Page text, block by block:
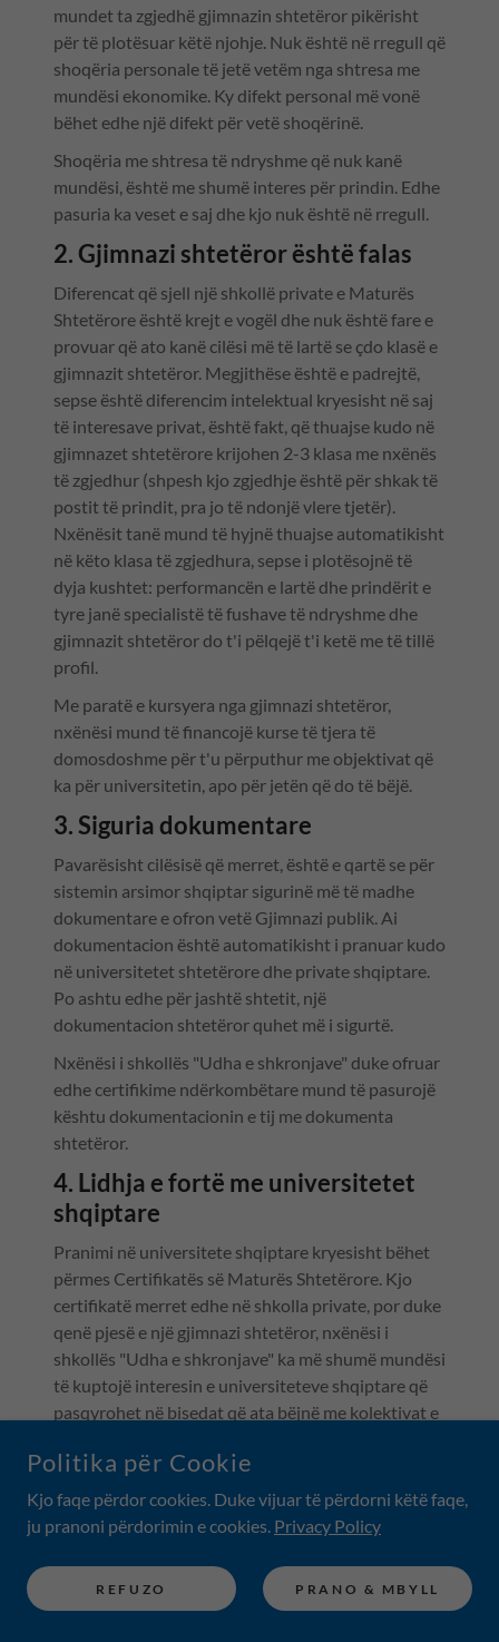
mundet ta zgjedhë gjimnazin shtetëror pikërisht
për të plotësuar këtë njohje. Nuk është në rregull që
shoqëria personale të jetë vetëm nga shtresa me
mundësi ekonomike. Ky difekt personal më vonë
bëhet edhe një difekt për vetë shoqërinë.
Shoqëria me shtresa të ndryshme që nuk kanë
mundësi, është me shumë interes për prindin. Edhe
pasuria ka veset e saj dhe kjo nuk është në rregull.
2. Gjimnazi shtetëror është falas
Diferencat që sjell një shkollë private e Maturës
Shtetërore është krejt e vogël dhe nuk është fare e
provuar që ato kanë cilësi më të lartë se çdo klasë e
gjimnazit shtetëror. Megjithëse është e padrejtë,
sepse është diferencim intelektual kryesisht në saj
të interesave privat, është fakt, që thuajse kudo në
gjimnazet shtetërore krijohen 2-3 klasa me nxënës
të zgjedhur (shpesh kjo zgjedhje është për shkak të
postit të prindit, pra jo të ndonjë vlere tjetër).
Nxënësit tanë mund të hyjnë thuajse automatikisht
në këto klasa të zgjedhura, sepse i plotësojnë të
dyja kushtet: performancën e lartë dhe prindërit e
tyre janë specialistë të fushave të ndryshme dhe
gjimnazit shtetëror do t'i pëlqejë t'i ketë me të tillë
profil.
Me paratë e kursyera nga gjimnazi shtetëror,
nxënësi mund të financojë kurse të tjera të
domosdoshme për t'u përputhur me objektivat që
ka për universitetin, apo për jetën që do të bëjë.
3. Siguria dokumentare
Pavarësisht cilësisë që merret, është e qartë se për
sistemin arsimor shqiptar sigurinë më të madhe
dokumentare e ofron vetë Gjimnazi publik. Ai
dokumentacion është automatikisht i pranuar kudo
në universitetet shtetërore dhe private shqiptare.
Po ashtu edhe për jashtë shtetit, një
dokumentacion shtetëror quhet më i sigurtë.
Nxënësi i shkollës "Udha e shkronjave" duke ofruar
edhe certifikime ndërkombëtare mund të pasurojë
kështu dokumentacionin e tij me dokumenta
shtetëror.
4. Lidhja e fortë me universitetet
shqiptare
Pranimi në universitete shqiptare kryesisht bëhet
përmes Certifikatës së Maturës Shtetërore. Kjo
certifikatë merret edhe në shkolla private, por duke
qenë pjesë e një gjimnazi shtetëror, nxënësi i
shkollës "Udha e shkronjave" ka më shumë mundësi
të kuptojë interesin e universiteteve shqiptare që
pasqyrohet në bisedat që ata bëjnë me kolektivat e
5. Njohja e politikës dhe e
administrimit shtetëror
Ekziston një politikë shtetërore e veçantë që
pasqyrohet në gjimnazet shtetërorë politikë që nuk
Politika për Cookie
Kjo faqe përdor cookies. Duke vijuar të përdorni këtë faqe,
ju pranoni përdorimin e cookies. Privacy Policy
REFUZO PRANO & MBYLL